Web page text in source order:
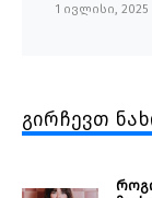
1 ივლისი, 2025
გირჩევთ